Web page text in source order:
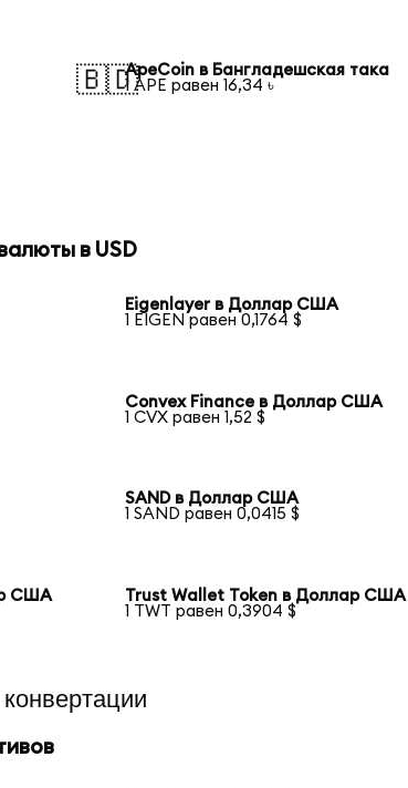
🇧🇩ApeCoin в Бангладешская така
1 APE равен 16,34 ৳
в USD
Eigenlayer в Доллар США
1 EIGEN равен 0,1764 $
Convex Finance в Доллар США
1 CVX равен 1,52 $
SAND в Доллар США
1 SAND равен 0,0415 $
США
Trust Wallet Token в Доллар США
1 TWT равен 0,3904 $